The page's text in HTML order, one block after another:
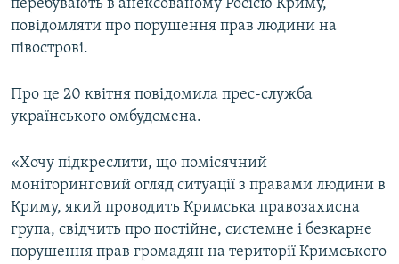
перебувають в анексованому Росією Криму,
повідомляти про порушення прав людини на
півострові.
Про це 20 квітня повідомила прес-служба
українського омбудсмена.
«Хочу підкреслити, що помісячний
моніторинговий огляд ситуації з правами людини в
Криму, який проводить Кримська правозахисна
група, свідчить про постійне, системне і безкарне
порушення прав громадян на території Кримського